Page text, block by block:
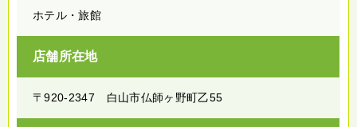
ホテル・旅館
店舗所在地
〒920-2347 白山市仏師ヶ野町乙55